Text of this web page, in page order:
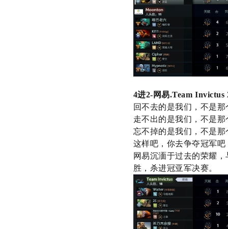
4进2- 网易.Team Invictus
回不去的是我们，不是
走不出的是我们，不是
忘不掉的是我们，不是
这样吧，你去争夺冠军
网易沉湎于过去的荣耀
胜，杀进冠亚军决赛。